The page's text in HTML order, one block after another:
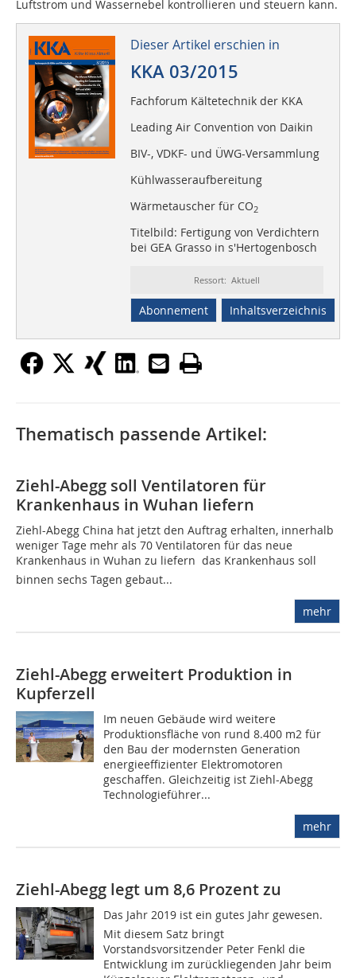
Luftstrom und Wassernebel kontrollieren und steuern kann.
Dieser Artikel erschien in
KKA 03/2015
Fachforum Kältetechnik der KKA
Leading Air Convention von Daikin
BIV-, VDKF- und ÜWG-Versammlung
Kühlwasseraufbereitung
Wärmetauscher für CO2
Titelbild: Fertigung von Verdichtern
bei GEA Grasso in s'Hertogenbosch
Ressort: Aktuell
Abonnement Inhaltsverzeichnis
Thematisch passende Artikel:
Ziehl-Abegg soll Ventilatoren für
Krankenhaus in Wuhan liefern
Ziehl-Abegg China hat jetzt den Auftrag erhalten, innerhalb
weniger Tage mehr als 70 Ventilatoren für das neue
Krankenhaus in Wuhan zu liefern  das Krankenhaus soll
binnen sechs Tagen gebaut...
mehr
Ziehl-Abegg erweitert Produktion in
Kupferzell
Im neuen Gebäude wird weitere
Produktionsfläche von rund 8.400 m2 für
den Bau der modernsten Generation
energieeffizienter Elektromotoren
geschaffen. Gleichzeitig ist Ziehl-Abegg
Technologieführer...
mehr
Ziehl-Abegg legt um 8,6 Prozent zu
Das Jahr 2019 ist ein gutes Jahr gewesen.
Mit diesem Satz bringt
Vorstandsvorsitzender Peter Fenkl die
Entwicklung im zurückliegenden Jahr beim